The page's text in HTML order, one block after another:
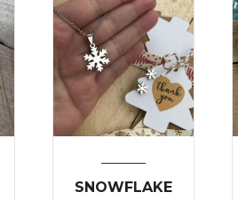
SNOWFLAKE